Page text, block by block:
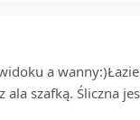
a
szafką. Śliczna